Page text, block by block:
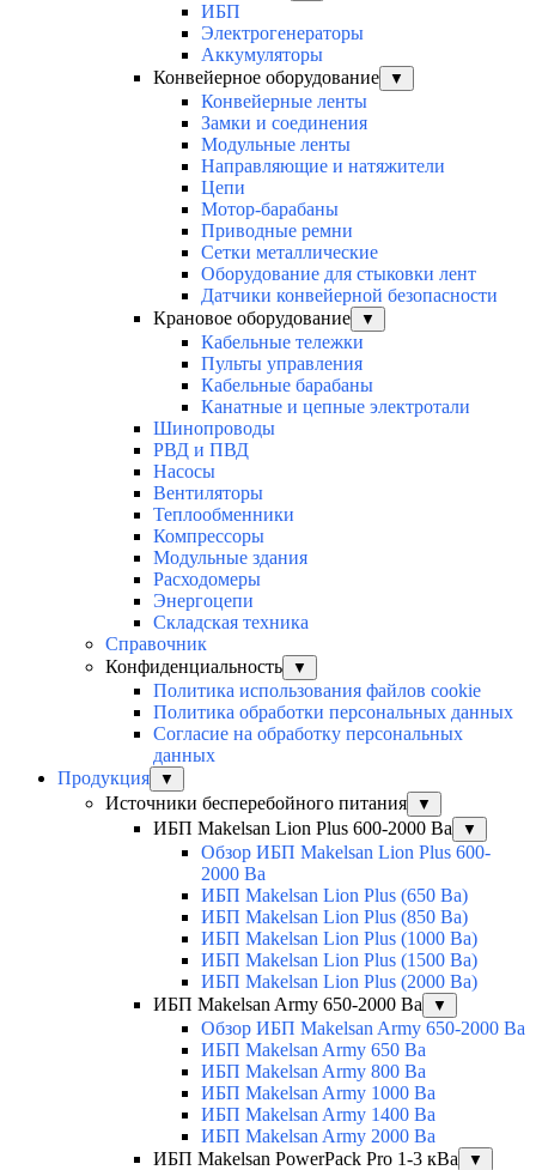
ИБП
Электрогенераторы
Аккумуляторы
Конвейерное оборудование
▼
Конвейерные ленты
Замки и соединения
Модульные ленты
Направляющие и натяжители
Цепи
Мотор-барабаны
Приводные ремни
Сетки металлические
Оборудование для стыковки лент
Датчики конвейерной безопасности
Крановое оборудование
▼
Кабельные тележки
Пульты управления
Кабельные барабаны
Канатные и цепные электротали
Шинопроводы
РВД и ПВД
Насосы
Вентиляторы
Теплообменники
Компрессоры
Модульные здания
Расходомеры
Энергоцепи
Складская техника
Справочник
Конфиденциальность
▼
Политика использования файлов cookie
Политика обработки персональных данных
Согласие на обработку персональных
данных
Продукция
▼
Источники бесперебойного питания ▼
ИБП Makelsan Lion Plus 600-2000 Ва ▼
Обзор ИБП Makelsan Lion Plus 600-
2000 Вa
ИБП Makelsan Lion Plus (650 Ва)
ИБП Makelsan Lion Plus (850 Ва)
ИБП Makelsan Lion Plus (1000 Ва)
ИБП Makelsan Lion Plus (1500 Ва)
ИБП Makelsan Lion Plus (2000 Ва)
ИБП Makelsan Army 650-2000 Ва
▼
Обзор ИБП Makelsan Army 650-2000 Ва
ИБП Makelsan Army 650 Ва
ИБП Makelsan Army 800 Ва
ИБП Makelsan Army 1000 Ва
ИБП Makelsan Army 1400 Ва
ИБП Makelsan Army 2000 Ва
ИБП Makelsan PowerPack Pro 1-3 кВа
▼